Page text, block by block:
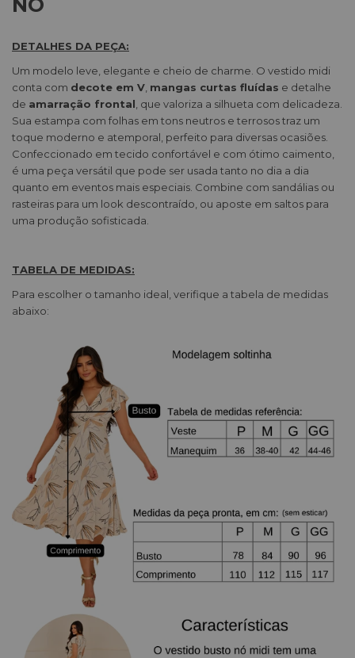
DETALHES DA PEÇA:
Um modelo leve, elegante e cheio de charme. O vestido midi
conta com decote em V mangas curtas fluídas e detalhe
de amarração frontal , que valoriza a silhueta com delicadeza.
Sua estampa com folhas em tons neutros e terrosos traz um
toque moderno e atemporal, perfeito para diversas ocasiões.
Confeccionado em tecido confortável e com ótimo caimento,
é uma peça versátil que pode ser usada tanto no dia a dia
quanto em eventos mais especiais. Combine com sandálias ou
rasteiras para um look descontraído, ou aposte em saltos para
uma produção sofisticada.
TABELA DE MEDIDAS:
Para escolher o tamanho ideal, verifique a tabela de medidas
abaixo: